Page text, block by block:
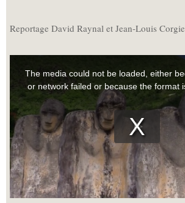
Reportage David Raynal et Jean-Louis